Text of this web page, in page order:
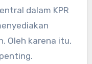
dalam KPR
Oleh karena itu,